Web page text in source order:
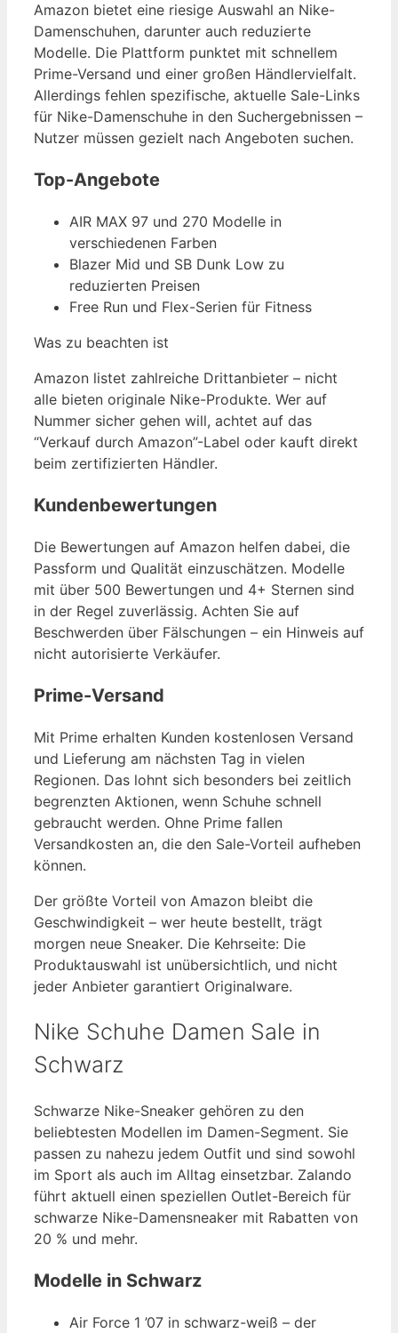
Amazon bietet eine riesige Auswahl an Nike-
Damenschuhen, darunter auch reduzierte
Modelle. Die Plattform punktet mit schnellem
Prime-Versand und einer großen Händlervielfalt.
Allerdings fehlen spezifische, aktuelle Sale-Links
für Nike-Damenschuhe in den Suchergebnissen –
Nutzer müssen gezielt nach Angeboten suchen.
Top-Angebote
AIR MAX 97 und 270 Modelle in
verschiedenen Farben
Blazer Mid und SB Dunk Low zu
reduzierten Preisen
Free Run und Flex-Serien für Fitness
Was zu beachten ist
Amazon listet zahlreiche Drittanbieter – nicht
alle bieten originale Nike-Produkte. Wer auf
Nummer sicher gehen will, achtet auf das
“Verkauf durch Amazon”-Label oder kauft direkt
beim zertifizierten Händler.
Kundenbewertungen
Die Bewertungen auf Amazon helfen dabei, die
Passform und Qualität einzuschätzen. Modelle
mit über 500 Bewertungen und 4+ Sternen sind
in der Regel zuverlässig. Achten Sie auf
Beschwerden über Fälschungen – ein Hinweis auf
nicht autorisierte Verkäufer.
Prime-Versand
Mit Prime erhalten Kunden kostenlosen Versand
und Lieferung am nächsten Tag in vielen
Regionen. Das lohnt sich besonders bei zeitlich
begrenzten Aktionen, wenn Schuhe schnell
gebraucht werden. Ohne Prime fallen
Versandkosten an, die den Sale-Vorteil aufheben
können.
Der größte Vorteil von Amazon bleibt die
Geschwindigkeit – wer heute bestellt, trägt
morgen neue Sneaker. Die Kehrseite: Die
Produktauswahl ist unübersichtlich, und nicht
jeder Anbieter garantiert Originalware.
Nike Schuhe Damen Sale in
Schwarz
Schwarze Nike-Sneaker gehören zu den
beliebtesten Modellen im Damen-Segment. Sie
passen zu nahezu jedem Outfit und sind sowohl
im Sport als auch im Alltag einsetzbar. Zalando
führt aktuell einen speziellen Outlet-Bereich für
schwarze Nike-Damensneaker mit Rabatten von
20 % und mehr.
Modelle in Schwarz
Air Force 1 ’07 in schwarz-weiß – der